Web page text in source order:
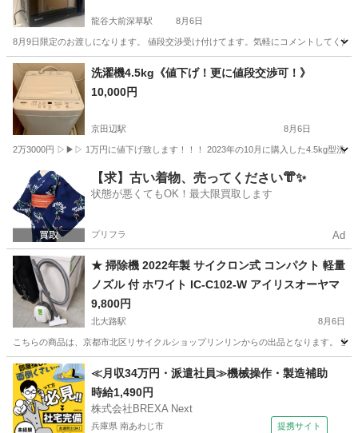
龍谷大前深草駅 8月6日
8月9日限定のお渡しになります。 値段交渉受け付けてます。気軽にコメントしてくだ
京都 京都市 龍谷大前深草駅 キッチン家電
洗濯機4.5kg《値下げ！更に値段交渉可！》
10,000円
京田辺駅 8月6日
2万3000円 ▷▶︎▷ 1万円に値下げ致します！！！ 2023年の10月に購入した4.5kg型洗濯
京都 京田辺市 京田辺駅 生活家電 状態
【求】古い着物、売ってください👘✨
状態が悪くてもOK！最大限買取します
プリフラ Ad
★ 掃除機 2022年製 サイクロン式 コンパクト 軽量
ノズル 付 ホワイト IC-C102-W アイリスオーヤマ
9,800円
北大路駅 8月6日
こちらの商品は、京都市北区リサイクルショップリンリンからの出品となります。
京都 京都市 北大路駅 生活家電 アイリスオーヤマ
≪月収34万円・派遣社員≫機械操作・製造補助
時給1,490円
株式会社BREXA Next
兵庫県 南あわじ市 提携サイト